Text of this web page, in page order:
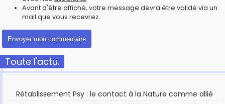
Avant d'être affiché, votre message devra être validé via un
mail que vous recevrez.
Toute l'actu.
Rétablissement Psy : le contact à la Nature comme allié